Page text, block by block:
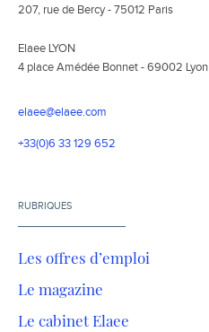
207, rue de Bercy - 75012 Paris
Elaee LYON
4 place Amédée Bonnet - 69002 Lyon
elaee@elaee.com
+33(0)6 33 129 652
RUBRIQUES
Les offres d’emploi
Le magazine
Le cabinet Elaee